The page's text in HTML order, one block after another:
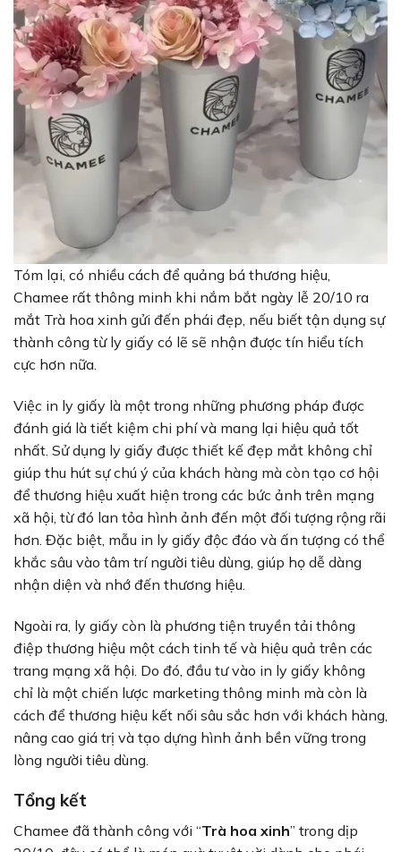
Tóm lại, có nhiều cách để quảng bá thương hiệu,
Chamee rất thông minh khi nắm bắt ngày lễ 20/10 ra
mắt Trà hoa xinh gửi đến phái đẹp, nếu biết tận dụng sự
thành công từ ly giấy có lẽ sẽ nhận được tín hiểu tích
cực hơn nữa.
Việc in ly giấy là một trong những phương pháp được
đánh giá là tiết kiệm chi phí và mang lại hiệu quả tốt
nhất. Sử dụng ly giấy được thiết kế đẹp mắt không chỉ
giúp thu hút sự chú ý của khách hàng mà còn tạo cơ hội
để thương hiệu xuất hiện trong các bức ảnh trên mạng
xã hội, từ đó lan tỏa hình ảnh đến một đối tượng rộng rãi
hơn. Đặc biệt, mẫu in ly giấy độc đáo và ấn tượng có thể
khắc sâu vào tâm trí người tiêu dùng, giúp họ dễ dàng
nhận diện và nhớ đến thương hiệu.
Ngoài ra, ly giấy còn là phương tiện truyền tải thông
điệp thương hiệu một cách tinh tế và hiệu quả trên các
trang mạng xã hội. Do đó, đầu tư vào in ly giấy không
chỉ là một chiến lược marketing thông minh mà còn là
cách để thương hiệu kết nối sâu sắc hơn với khách hàng,
nâng cao giá trị và tạo dựng hình ảnh bền vững trong
lòng người tiêu dùng.
Tổng kết
Chamee đã thành công với “Trà hoa xinh” trong dịp